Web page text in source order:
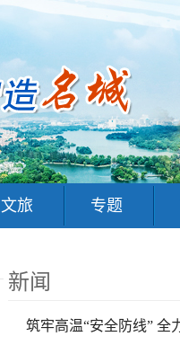
文旅 专题
新闻
筑牢高温“安全防线” 全